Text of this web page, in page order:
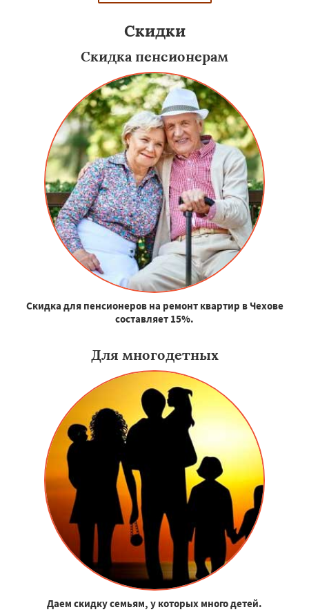
Скидки
Скидка пенсионерам
Скидка для пенсионеров на ремонт квартир в Чехове
составляет 15%.
Для многодетных
Даем скидку семьям, у которых много детей.